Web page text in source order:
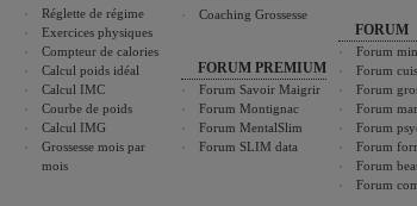
Réglette de régime
Exercices physiques
Compteur de calories
Calcul poids idéal
Calcul IMC
Courbe de poids
Calcul IMG
Grossesse mois par
mois
Coaching Grossesse
FORUM PREMIUM
Forum Savoir Maigrir
Forum Montignac
Forum MentalSlim
Forum SLIM data
FORUM
Forum
Forum
Forum
Forum
Forum
Forum
Forum
Forum